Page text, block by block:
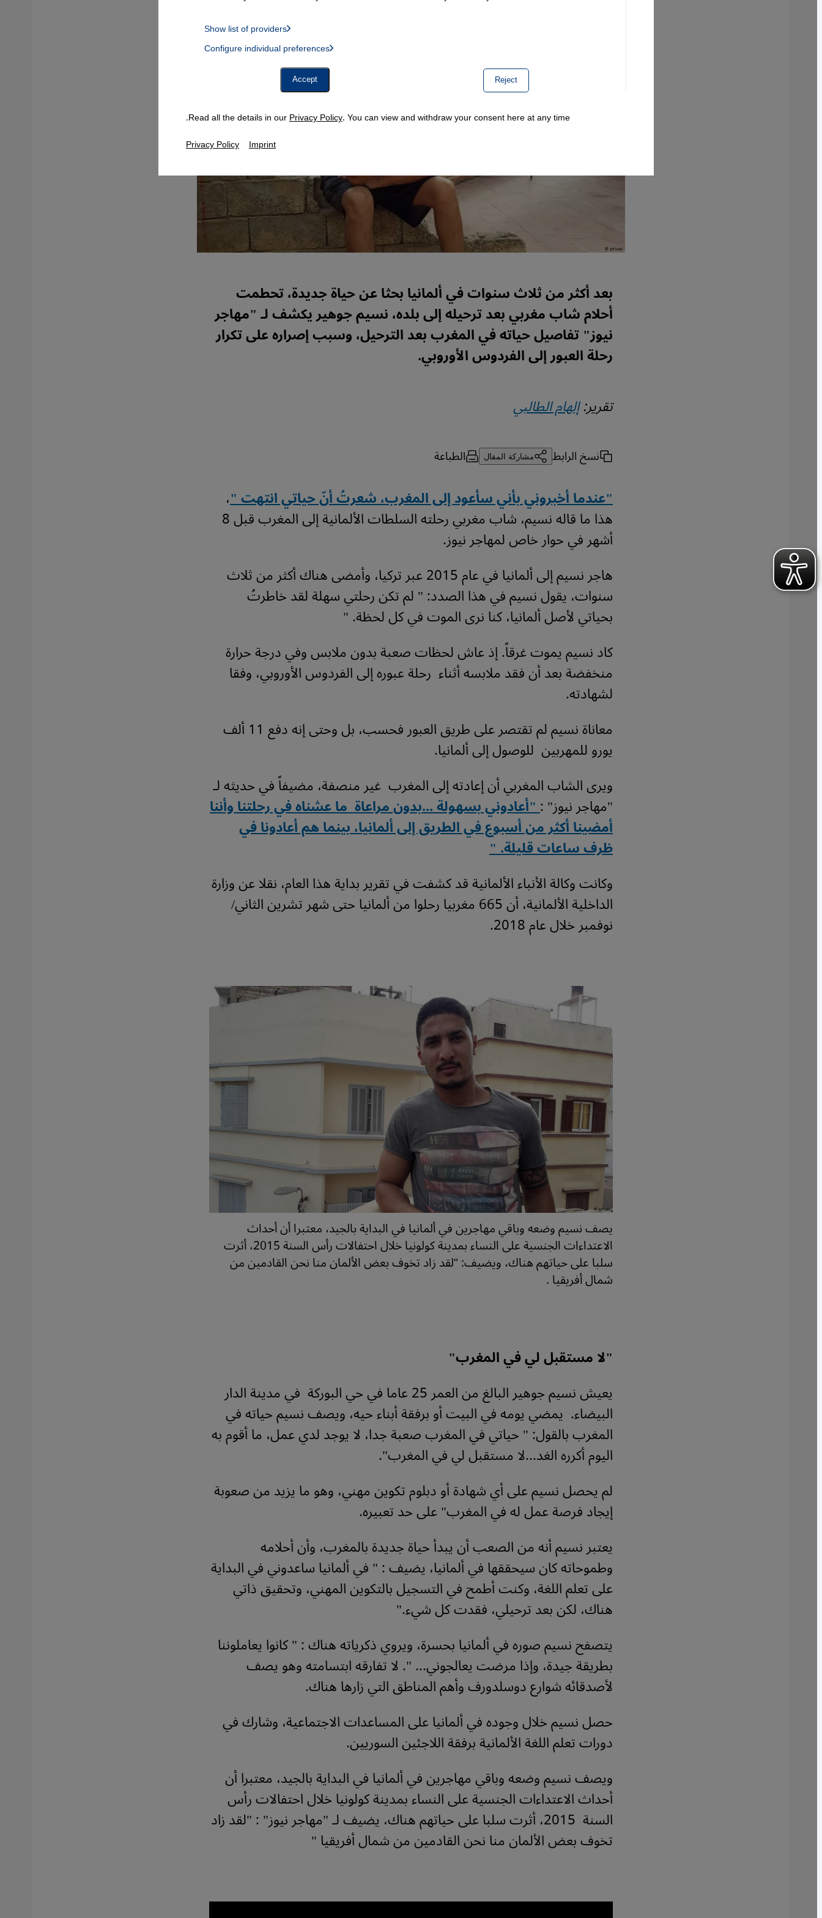
بعد أكثر من ثلاث سنوات في ألمانيا بحثا عن حياة جديدة، تحطمت
أحلام شاب مغربي بعد ترحيله إلى بلده، نسيم جوهير يكشف لـ "مهاجر
نيوز" تفاصيل حياته في المغرب بعد الترحيل، وسبب إصراره على تكرار
رحلة العبور إلى الفردوس الأوروبي.
تقرير:إلهام الطالبي
نسخ الرابط مشاركة المقال الطباعة
"عندما أخبروني بأني سأعود إلى المغرب، شعرتُ أنّ حياتي انتهت "،
هذا ما قاله نسيم، شاب مغربي رحلته السلطات الألمانية إلى المغرب قبل 8
أشهر في حوار خاص لمهاجر نيوز.
هاجر نسيم إلى ألمانيا في عام 2015 عبر تركيا، وأمضى هناك أكثر من ثلاث
سنوات، يقول نسيم في هذا الصدد: " لم تكن رحلتي سهلة لقد خاطرتُ
بحياتي لأصل ألمانيا، كنا نرى الموت في كل لحظة. "
كاد نسيم يموت غرقاً. إذ عاش لحظات صعبة بدون ملابس وفي درجة حرارة
منخفضة بعد أن فقد ملابسه أثناء رحلة عبوره إلى الفردوس الأوروبي، وفقا
لشهادته.
معاناة نسيم لم تقتصر على طريق العبور فحسب، بل وحتى إنه دفع 11 ألف
يورو للمهربين للوصول إلى ألمانيا.
ويرى الشاب المغربي أن إعادته إلى المغرب غير منصفة، مضيفاً في حديثه لـ
"مهاجر نيوز" :"أعادوني بسهولة ...بدون مراعاة ما عشناه في رحلتنا وأننا
أمضينا أكثر من أسبوع في الطريق إلى ألمانيا، بينما هم أعادونا في
ظرف ساعات قليلة. "
وكانت وكالة الأنباء الألمانية قد كشفت في تقرير بداية هذا العام، نقلا عن وزارة
الداخلية الألمانية، أن 665 مغربيا رحلوا من ألمانيا حتى شهر تشرين الثاني/
نوفمبر خلال عام 2018.
يصف نسيم وضعه وباقي مهاجرين في ألمانيا في البداية بالجيد، معتبرا أن أحداث
الاعتداءات الجنسية على النساء بمدينة كولونيا خلال احتفالات رأس السنة 2015، أثرت
سلبا على حياتهم هناك، ويضيف: "لقد زاد تخوف بعض الألمان منا نحن القادمين من
شمال أفريقيا .
"لا مستقبل لي في المغرب"
يعيش نسيم جوهير البالغ من العمر 25 عاما في حي البوركة في مدينة الدار
البيضاء. يمضي يومه في البيت أو برفقة أبناء حيه، ويصف نسيم حياته في
المغرب بالقول: " حياتي في المغرب صعبة جدا، لا يوجد لدي عمل، ما أقوم به
اليوم أكرره الغد...لا مستقبل لي في المغرب".
لم يحصل نسيم على أي شهادة أو دبلوم تكوين مهني، وهو ما يزيد من صعوبة
إيجاد فرصة عمل له في المغرب" على حد تعبيره.
يعتبر نسيم أنه من الصعب أن يبدأ حياة جديدة بالمغرب، وأن أحلامه
وطموحاته كان سيحققها في ألمانيا، يضيف : " في ألمانيا ساعدوني في البداية
على تعلم اللغة، وكنت أطمح في التسجيل بالتكوين المهني، وتحقيق ذاتي
هناك، لكن بعد ترحيلي، فقدت كل شيء."
يتصفح نسيم صوره في ألمانيا بحسرة، ويروي ذكرياته هناك : " كانوا يعاملوننا
بطريقة جيدة، وإذا مرضت يعالجوني... ". لا تفارقه ابتسامته وهو يصف
لأصدقائه شوارع دوسلدورف وأهم المناطق التي زارها هناك.
حصل نسيم خلال وجوده في ألمانيا على المساعدات الاجتماعية، وشارك في
دورات تعلم اللغة الألمانية برفقة اللاجئين السوريين.
ويصف نسيم وضعه وباقي مهاجرين في ألمانيا في البداية بالجيد، معتبرا أن
أحداث الاعتداءات الجنسية على النساء بمدينة كولونيا خلال احتفالات رأس
السنة 2015، أثرت سلبا على حياتهم هناك، يضيف لـ "مهاجر نيوز" : "لقد زاد
تخوف بعض الألمان منا نحن القادمين من شمال أفريقيا "
Reject
Show list of providers
Google Maps Embed, Google Tag Manager, Instagram Embed, Twitter Embed, Youtube Embed
Configure individual preferences
Accept
Read all the details in ourPrivacy Policy. You can view and withdraw your consent here at any time.
Privacy Policy Imprint